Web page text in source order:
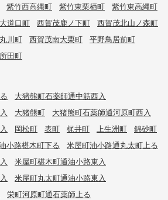
紫竹西高縄町 紫竹東栗栖町
紫竹東高縄町
道口町 西賀茂鹿ノ下町
西賀茂北山ノ森町
川町 西賀茂南大栗町
平野鳥居前町
田町
大猪熊町石薬師通中筋西入
大猪熊町
大猪熊町石薬師通河原町西入
岡松町 表町 梶井町 上生洲町
錦砂町
小路椹木町下る
米屋町油小路通丸太町上る
米屋町椹木町通油小路東入
米屋町丸太町通油小路東入
栄町河原町通石薬師上る